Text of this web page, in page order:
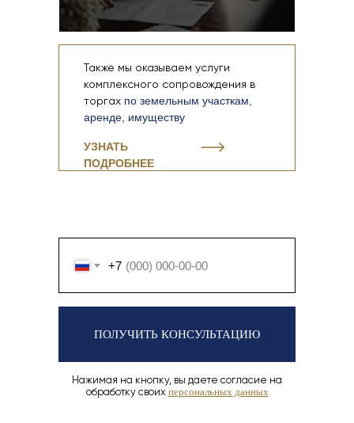
Также мы оказываем услуги
комплексного сопровождения в
торгах по земельным участкам,
аренде, имуществу
УЗНАТЬ
ПОДРОБНЕЕ
+7
ПОЛУЧИТЬ КОНСУЛЬТАЦИЮ
Нажимая на кнопку, вы даете согласие на
обработку своих персональных данных